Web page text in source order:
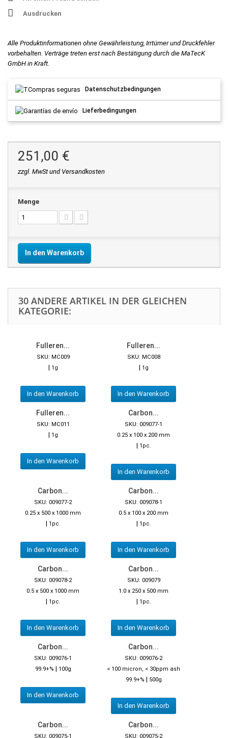
Ausdrucken
Alle Produktinformationen ohne Gewährleistung, Irrtümer und Druckfehler
vorbehalten. Verträge treten erst nach Bestätigung durch die MaTecK
GmbH in Kraft.
Datenschutzbedingungen
Lieferbedingungen
251,00 €
zzgl. MwSt und Versandkosten
Menge
In den Warenkorb
30 ANDERE ARTIKEL IN DER GLEICHEN
KATEGORIE:
Fulleren...
SKU: MC009
| 1g
In den Warenkorb
Fulleren...
SKU: MC008
| 1g
In den Warenkorb
Fulleren...
SKU: MC011
| 1g
In den Warenkorb
Carbon...
SKU: 009077-1
0.25 x 100 x 200 mm
| 1pc.
In den Warenkorb
Carbon...
SKU: 009077-2
0.25 x 500 x 1000 mm
| 1pc.
In den Warenkorb
Carbon...
SKU: 009078-1
0.5 x 100 x 200 mm
| 1pc.
In den Warenkorb
Carbon...
SKU: 009078-2
0.5 x 500 x 1000 mm
| 1pc.
In den Warenkorb
Carbon...
SKU: 009079
1.0 x 250 x 500 mm
| 1pc.
In den Warenkorb
Carbon...
SKU: 009076-1
99.9+% | 100g
In den Warenkorb
Carbon...
SKU: 009076-2
< 100 micron, < 30ppm ash
99.9+% | 500g
In den Warenkorb
Carbon...
SKU: 009075-1
Carbon...
SKU: 009075-2